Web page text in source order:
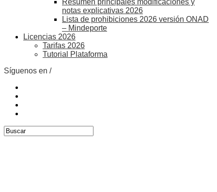
Resumen principales modificaciones y
notas explicativas 2026
Lista de prohibiciones 2026 versión ONAD
– Mindeporte
Licencias 2026
Tarifas 2026
Tutorial Plataforma
Síguenos en /